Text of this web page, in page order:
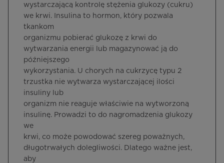
wystarczającą kontrolę stężenia glukozy (cukru)
we krwi. Insulina to hormon, który pozwala
tkankom
organizmu pobierać glukozę z krwi do
wytwarzania energii lub magazynować ją do
późniejszego
wykorzystania. U chorych na cukrzycę typu 2
trzustka nie wytwarza wystarczającej ilości
insuliny lub
organizm nie reaguje właściwie na wytworzoną
insulinę. Prowadzi to do nagromadzenia glukozy
we
krwi, co może powodować szereg poważnych,
długotrwałych dolegliwości. Dlatego ważne jest,
aby